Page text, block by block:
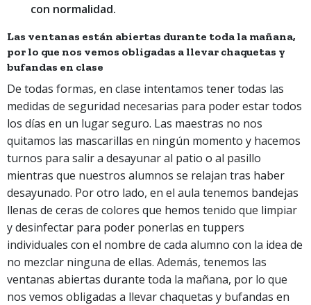
con normalidad.
Las ventanas están abiertas durante toda la mañana,
por lo que nos vemos obligadas a llevar chaquetas y
bufandas en clase
De todas formas, en clase intentamos tener todas las
medidas de seguridad necesarias para poder estar todos
los días en un lugar seguro. Las maestras no nos
quitamos las mascarillas en ningún momento y hacemos
turnos para salir a desayunar al patio o al pasillo
mientras que nuestros alumnos se relajan tras haber
desayunado. Por otro lado, en el aula tenemos bandejas
llenas de ceras de colores que hemos tenido que limpiar
y desinfectar para poder ponerlas en tuppers
individuales con el nombre de cada alumno con la idea de
no mezclar ninguna de ellas. Además, tenemos las
ventanas abiertas durante toda la mañana, por lo que
nos vemos obligadas a llevar chaquetas y bufandas en